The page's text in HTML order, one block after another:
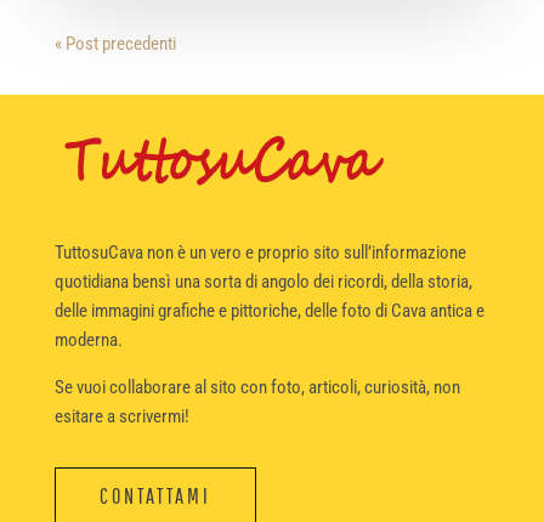
« Post precedenti
TuttosuCava non è un vero e proprio sito sull’informazione
quotidiana bensì una sorta di angolo dei ricordi, della storia,
delle immagini grafiche e pittoriche, delle foto di Cava antica e
moderna.
Se vuoi collaborare al sito con foto, articoli, curiosità, non
esitare a scrivermi!
CONTATTAMI